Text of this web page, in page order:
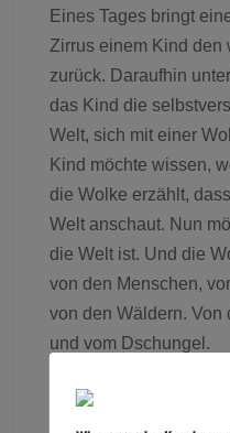
Eines Tages bringt
Zirrus einem Kind den
zurück. Daraufhin
das Kind die
Welt, sich mit einer
Kind möchte wissen,
die Wolke erzählt,
Welt anschaut. Nun
die Welt ist. Und die
von den Menschen,
von den Wäldern. Von
und vom Dschungel.
Das Theaterstück